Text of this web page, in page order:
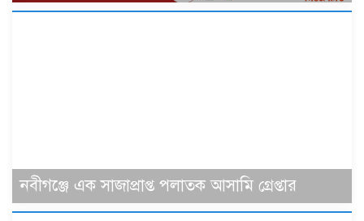
‎নবীগঞ্জে এক সাজাপ্রাপ্ত পলাতক আসামি গ্রেপ্তার